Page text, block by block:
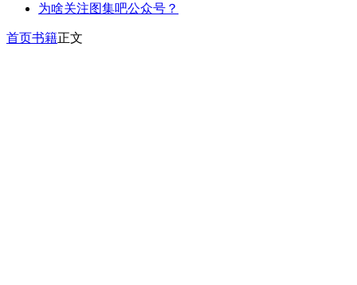
为啥关注图集吧公众号？
首页书籍正文